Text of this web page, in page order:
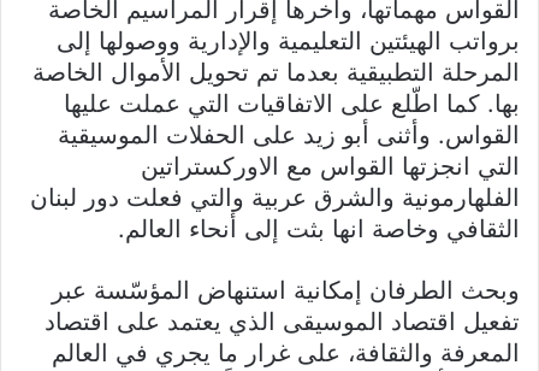
القواس مهماتها، وآخرها إقرار المراسيم الخاصة
برواتب الهيئتين التعليمية والإدارية ووصولها إلى
المرحلة التطبيقية بعدما تم تحويل الأموال الخاصة
بها. كما اطّلع على الاتفاقيات التي عملت عليها
القواس. وأثنى أبو زيد على الحفلات الموسيقية
التي انجزتها القواس مع الاوركستراتين
الفلهارمونية والشرق عربية والتي فعلت دور لبنان
الثقافي وخاصة انها بثت إلى أنحاء العالم.
وبحث الطرفان إمكانية استنهاض المؤسّسة عبر
تفعيل اقتصاد الموسيقى الذي يعتمد على اقتصاد
المعرفة والثقافة، على غرار ما يجري في العالم